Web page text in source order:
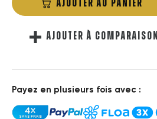
AJOUTER AU PANIER
AJOUTER À COMPARAISON
Payez en plusieurs fois avec :